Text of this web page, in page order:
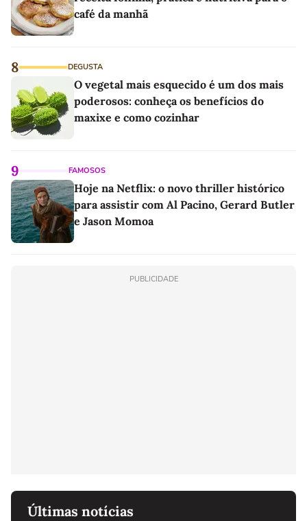
café da manhã
8 DEGUSTA
O vegetal mais esquecido é um dos mais
poderosos: conheça os benefícios do
maxixe e como cozinhar
9 FAMOSOS
Hoje na Netflix: o novo thriller histórico
para assistir com Al Pacino, Gerard Butler
e Jason Momoa
PUBLICIDADE
Últimas notícias